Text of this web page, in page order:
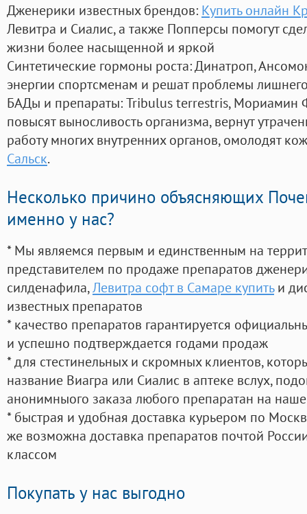
Дженерики известных брендов: Купить онлайн
Левитра и Сиалис, а также Попперсы помогут
жизни более насыщенной и яркой
Синтетические гормоны роста: Динатроп,
энергии спортсменам и решат проблемы
БАДы и препараты:Tribulus terrestris, Мориамин
повысят выносливость организма, вернут
работу многих внутренних органов, омолодят
Сальск.
Несколько причино объясняющих
именно у нас?
* Мы являемся первым и единственным на
представителем по продаже препаратов
силденафила,Левитра софт в Самаре купитьи
известных препаратов
* качество препаратов гарантируется
и успешно подтверждается годами продаж
* для стестинельных и скромных клиентов,
название Виагра или Сиалис в аптеке вслух,
анонимныого заказа любого препаратан на
* быстрая и удобная доставка курьером по
же возможна доставка препаратов почтой
классом
Покупать у нас выгодно